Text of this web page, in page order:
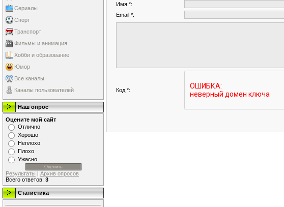
Сериалы
Спорт
Транспорт
Фильмы и анимация
Хобби и образование
Юмор
Все каналы
Каналы пользователей
Наш опрос
Оцените мой сайт
Отлично
Хорошо
Неплохо
Плохо
Ужасно
Результаты | Архив опросов
Всего ответов: 3
Статистика
Имя *:
Email *:
Код *: